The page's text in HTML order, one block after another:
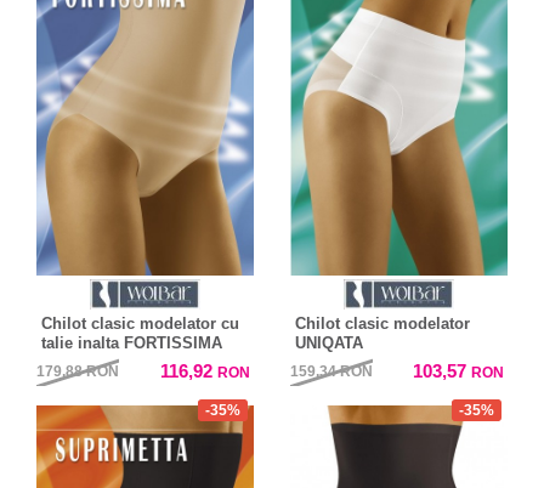
Chilot clasic modelator cu
talie inalta FORTISSIMA
179,88RON 116,92 RON
Chilot clasic modelator
UNIQATA
159,34RON 103,57 RON
-35% -35%